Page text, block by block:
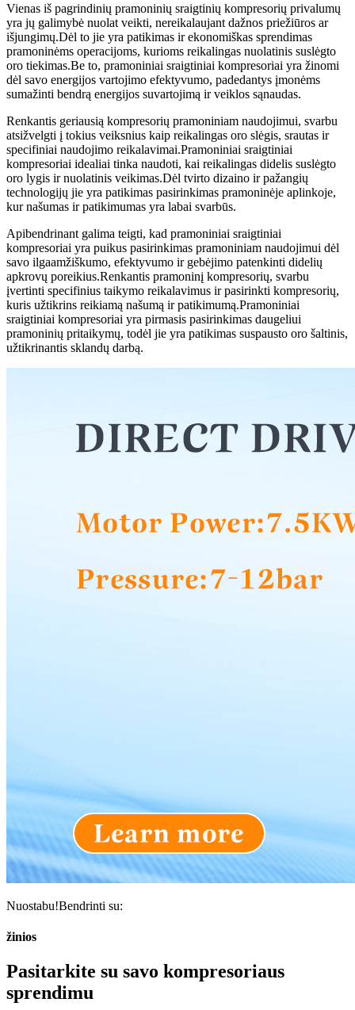
Vienas iš pagrindinių pramoninių sraigtinių kompresorių privalumų
yra jų galimybė nuolat veikti, nereikalaujant dažnos priežiūros ar
išjungimų.Dėl to jie yra patikimas ir ekonomiškas sprendimas
pramoninėms operacijoms, kurioms reikalingas nuolatinis suslėgto
oro tiekimas.Be to, pramoniniai sraigtiniai kompresoriai yra žinomi
dėl savo energijos vartojimo efektyvumo, padedantys įmonėms
sumažinti bendrą energijos suvartojimą ir veiklos sąnaudas.
Renkantis geriausią kompresorių pramoniniam naudojimui, svarbu
atsižvelgti į tokius veiksnius kaip reikalingas oro slėgis, srautas ir
specifiniai naudojimo reikalavimai.Pramoniniai sraigtiniai
kompresoriai idealiai tinka naudoti, kai reikalingas didelis suslėgto
oro lygis ir nuolatinis veikimas.Dėl tvirto dizaino ir pažangių
technologijų jie yra patikimas pasirinkimas pramoninėje aplinkoje,
kur našumas ir patikimumas yra labai svarbūs.
Apibendrinant galima teigti, kad pramoniniai sraigtiniai
kompresoriai yra puikus pasirinkimas pramoniniam naudojimui dėl
savo ilgaamžiškumo, efektyvumo ir gebėjimo patenkinti didelių
apkrovų poreikius.Renkantis pramoninį kompresorių, svarbu
įvertinti specifinius taikymo reikalavimus ir pasirinkti kompresorių,
kuris užtikrins reikiamą našumą ir patikimumą.Pramoniniai
sraigtiniai kompresoriai yra pirmasis pasirinkimas daugeliui
pramoninių pritaikymų, todėl jie yra patikimas suspausto oro šaltinis,
užtikrinantis sklandų darbą.
Nuostabu!Bendrinti su:
žinios
Pasitarkite su savo kompresoriaus
sprendimu